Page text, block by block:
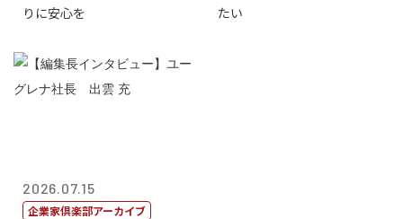
りに安心を
たい
2026.07.15
企業家倶楽部アーカイブ